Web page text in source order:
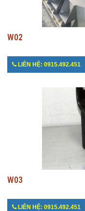
W02
LIÊN HỆ: 0915.492.451
W03
LIÊN HỆ: 0915.492.451